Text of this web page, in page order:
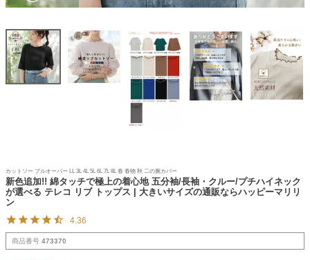
カットソー プルオーバー LL 3L 4L 5L 6L 7L 8L 春 春物 秋 二の腕カバー
新色追加!! 綿タッチで極上の着心地 五分袖/長袖・クルー/プチハイネック
が選べる テレコ リブ トップス | 大きいサイズの通販ならハッピーマリリ
ン
4.36
商品番号 473370